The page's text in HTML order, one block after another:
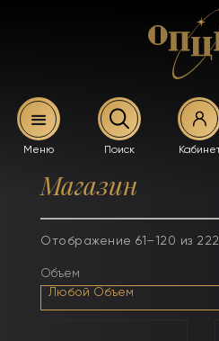
Магазин
Отображение 61–120 из 222
Объем
Любой Объем